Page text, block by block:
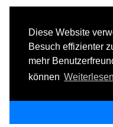
Diese Website
Besuch effizienter
mehr
können Weiterlesen